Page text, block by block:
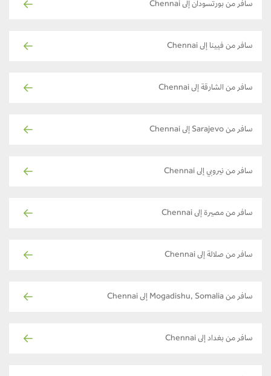
سافر من بورتسودان إلى Chennai
سافر من فيينا إلى Chennai
سافر من الشارقة إلى Chennai
سافر من Sarajevo إلى Chennai
سافر من نيروبي إلى Chennai
سافر من مصيرة إلى Chennai
سافر من صلالة إلى Chennai
سافر من Mogadishu, Somalia إلى Chennai
سافر من بغداد إلى Chennai